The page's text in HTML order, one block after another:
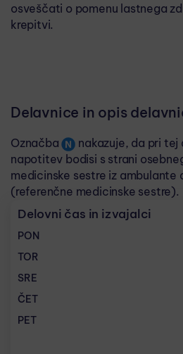
osveščati o pomenu lastnega
krepitvi.​​
Delavnice in opis
Označba​​
nakazuje, da pri
napotitev bodisi s strani
medicinske sestre iz ambulante
(referenčne medicinske sestre).
Delovni čas in izvajalci
PON
TOR
SRE
ČET
PET